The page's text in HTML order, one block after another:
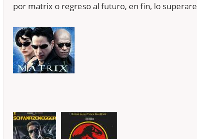
por matrix o regreso al futuro, en fin, lo